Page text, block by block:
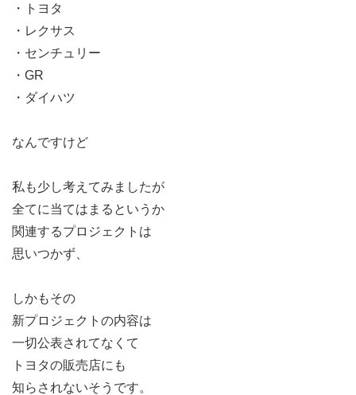
・トヨタ
・レクサス
・センチュリー
・GR
・ダイハツ
なんですけど
私も少し考えてみましたが
全てに当てはまるというか
関連するプロジェクトは
思いつかず、
しかもその
新プロジェクトの内容は
一切公表されてなくて
トヨタの販売店にも
知らされないそうです。